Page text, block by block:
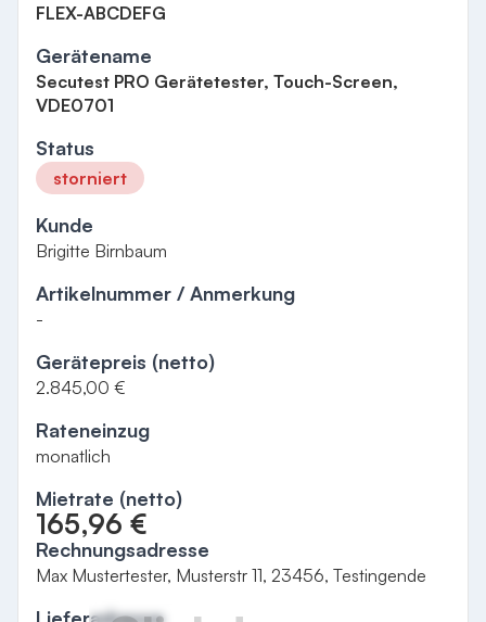
FLEX-ABCDEFG
Gerätename
Secutest PRO Gerätetester, Touch-Screen,
VDE0701
Status
storniert
Kunde
Brigitte Birnbaum
Artikelnummer / Anmerkung
-
Gerätepreis (netto)
2.845,00 €
Rateneinzug
monatlich
Mietrate (netto)
165,96 €
Rechnungsadresse
Max Mustertester, Musterstr 11, 23456, Testingende